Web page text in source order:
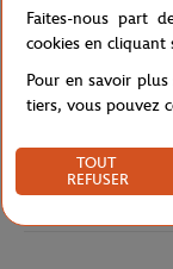
afficher leur
discret et raffiné.
Référence :
Faites-nous part
cookies en cliquant
Pour en savoir
tiers, vous pouvez
TOUT
REFUSER